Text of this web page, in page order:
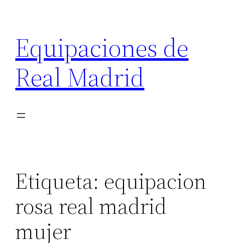
contenido
Equipaciones de
Real Madrid
Etiqueta: equipacion
rosa real madrid
mujer